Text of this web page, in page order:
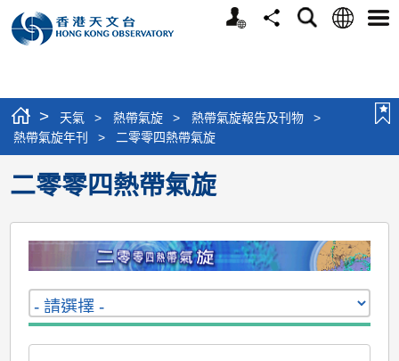
個
分
搜
語
選
> 天氣 > 熱帶氣旋 > 熱帶氣旋報告及刊物
>
熱帶氣旋年刊
> 二零零四熱帶氣旋
二零零四熱帶氣旋